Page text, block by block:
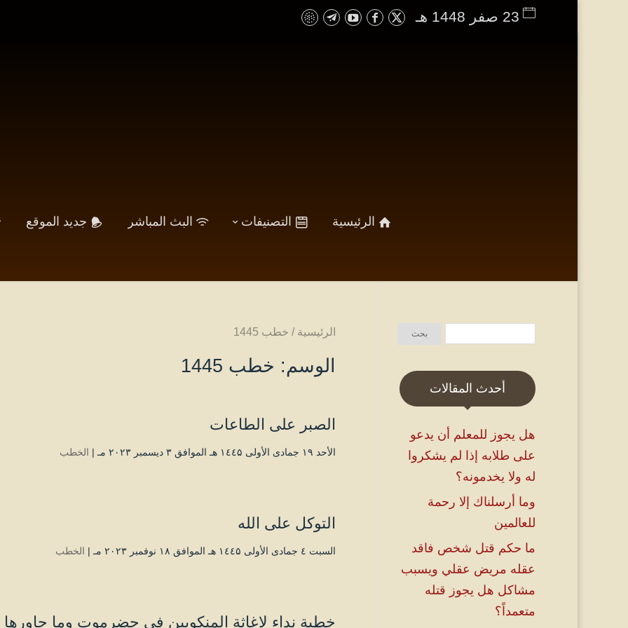
23 صفر 1448 هـ
الرئيسية التصنيفات البث المباشر جديد الموقع
الرئيسية / خطب 1445
الوسم: خطب 1445
الصبر على الطاعات
الأحد ۱۹ جمادى الأولى ۱٤٤۵ هـ الموافق ۳ ديسمبر ۲۰۲۳ مـ | الخطب
التوكل على الله
السبت ٤ جمادى الأولى ۱٤٤۵ هـ الموافق ۱۸ نوفمبر ۲۰۲۳ مـ | الخطب
خطبة نداء لإغاثة المنكوبين في حضرموت وما
أحدث المقالات
هل يجوز للمعلم أن يدعو
على طلابه إذا لم يشكروا
له ولا يخدمونه؟
وما أرسلناك إلا رحمة
للعالمين
ما حكم قتل شخص فاقد
عقله مريض عقلي ويسبب
مشاكل هل يجوز قتله
متعمداً؟